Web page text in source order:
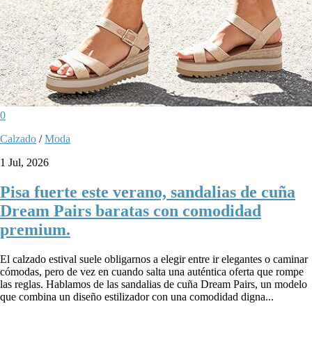
0
Calzado /Moda
1 Jul, 2026
Pisa fuerte este verano, sandalias de cuña
Dream Pairs baratas con comodidad
premium.
El calzado estival suele obligarnos a elegir entre ir elegantes o caminar
cómodas, pero de vez en cuando salta una auténtica oferta que rompe
las reglas. Hablamos de las sandalias de cuña Dream Pairs, un modelo
que combina un diseño estilizador con una comodidad digna...